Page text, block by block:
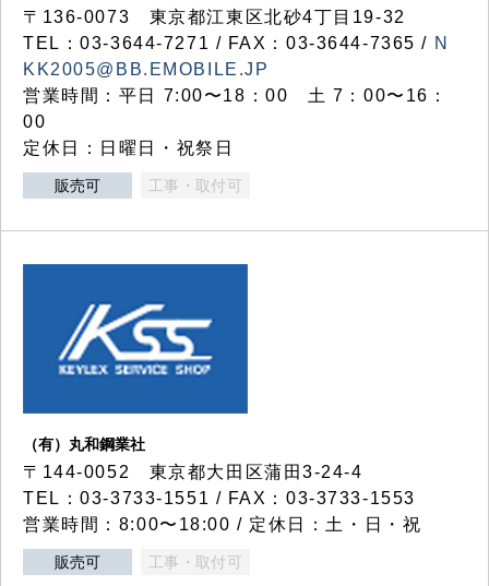
〒136-0073 東京都江東区北砂4丁目19-32
TEL：03‐3644‐7271 / FAX：03-3644-7365 / N
KK2005@BB.EMOBILE.JP
営業時間：平日 7:00〜18：00 土 7：00〜16：
00
定休日：日曜日・祝祭日
販売可 工事・取付可
（有）丸和鋼業社
〒144-0052 東京都大田区蒲田3-24-4
TEL：03-3733-1551 / FAX：03-3733-1553
営業時間：8:00〜18:00 / 定休日：土・日・祝
販売可 工事・取付可